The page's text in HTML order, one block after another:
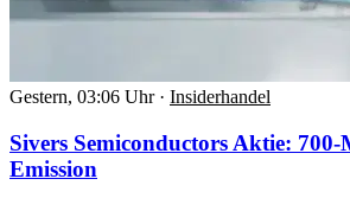
Gestern, 03:06 Uhr · Insiderhandel
Sivers Semiconductors Aktie:
Emission